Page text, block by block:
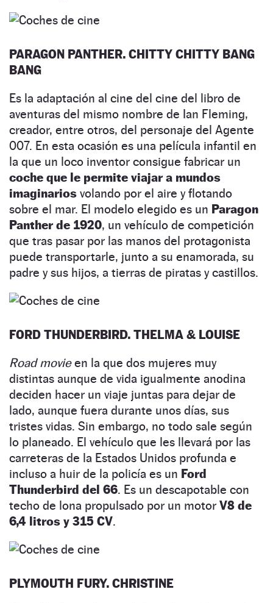
PARAGON PANTHER. CHITTY CHITTY BANG
BANG
Es la adaptación al cine del cine del libro de
aventuras del mismo nombre de Ian Fleming,
creador, entre otros, del personaje del Agente
007. En esta ocasión es una película infantil en
la que un loco inventor consigue fabricar un
coche que le permite viajar a mundos
imaginarios volando por el aire y flotando
sobre el mar. El modelo elegido es un Paragon
Panther de 1920, un vehículo de competición
que tras pasar por las manos del protagonista
puede transportarle, junto a su enamorada, su
padre y sus hijos, a tierras de piratas y castillos.
FORD THUNDERBIRD. THELMA & LOUISE
Road movieen la que dos mujeres muy
distintas aunque de vida igualmente anodina
deciden hacer un viaje juntas para dejar de
lado, aunque fuera durante unos días, sus
tristes vidas. Sin embargo, no todo sale según
lo planeado. El vehículo que les llevará por las
carreteras de la Estados Unidos profunda e
incluso a huir de la policía es un Ford
Thunderbird del 66. Es un descapotable con
techo de lona propulsado por un motor V8 de
6,4 litros y 315 CV.
PLYMOUTH FURY. CHRISTINE